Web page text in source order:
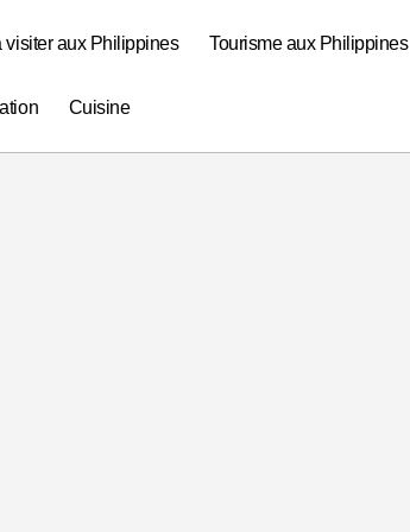
visiter aux Philippines Tourisme aux Philippines
Cuisine